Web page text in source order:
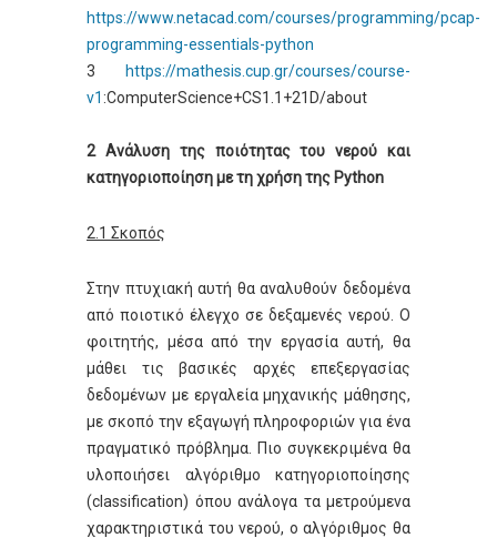
https://www.netacad.com/courses/programming/pcap-
programming-essentials-python
3
https://mathesis.cup.gr/courses/course-
v1 :ComputerScience+CS1.1+21D/about
2 Ανάλυση της ποιότητας του νερού και
κατηγοριοποίηση με τη χρήση της Python
2.1 Σκοπός
Στην πτυχιακή αυτή θα αναλυθούν δεδομένα
από ποιοτικό έλεγχο σε δεξαμενές νερού. Ο
φοιτητής, μέσα από την εργασία αυτή, θα
μάθει τις βασικές αρχές επεξεργασίας
δεδομένων με εργαλεία μηχανικής μάθησης,
με σκοπό την εξαγωγή πληροφοριών για ένα
πραγματικό πρόβλημα. Πιο συγκεκριμένα θα
υλοποιήσει αλγόριθμο κατηγοριοποίησης
(classification) όπου ανάλογα τα μετρούμενα
χαρακτηριστικά του νερού, ο αλγόριθμος θα